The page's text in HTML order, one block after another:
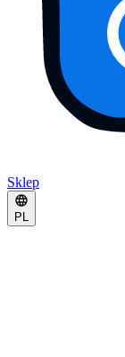
Sklep
PL